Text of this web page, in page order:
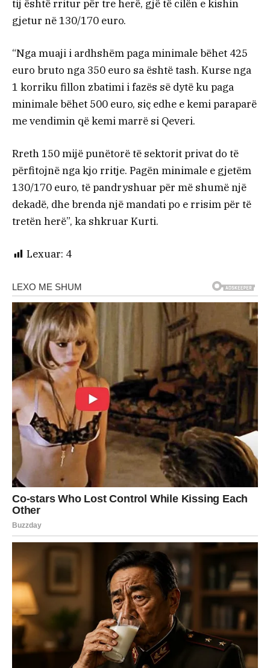
tij është rritur për tre herë, gjë të cilën e kishin
gjetur në 130/170 euro.
“Nga muaji i ardhshëm paga minimale bëhet 425
euro bruto nga 350 euro sa është tash. Kurse nga
1 korriku fillon zbatimi i fazës së dytë ku paga
minimale bëhet 500 euro, siç edhe e kemi paraparë
me vendimin që kemi marrë si Qeveri.
Rreth 150 mijë punëtorë të sektorit privat do të
përfitojnë nga kjo rritje. Pagën minimale e gjetëm
130/170 euro, të pandryshuar për më shumë një
dekadë, dhe brenda një mandati po e rrisim për të
tretën herë”, ka shkruar Kurti.
Lexuar: 4